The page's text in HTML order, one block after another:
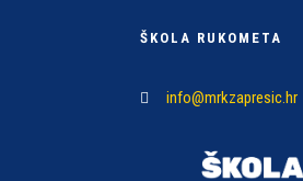
ŠKOLA RUKOMETA
info@mrkzapresic.hr